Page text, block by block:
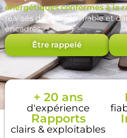
énergétiques conformes à la
réalisés de manière fiable et
encadrés.
Être rappelé
+ 20 ans
d'expérience
Rapports
clairs & exploitables